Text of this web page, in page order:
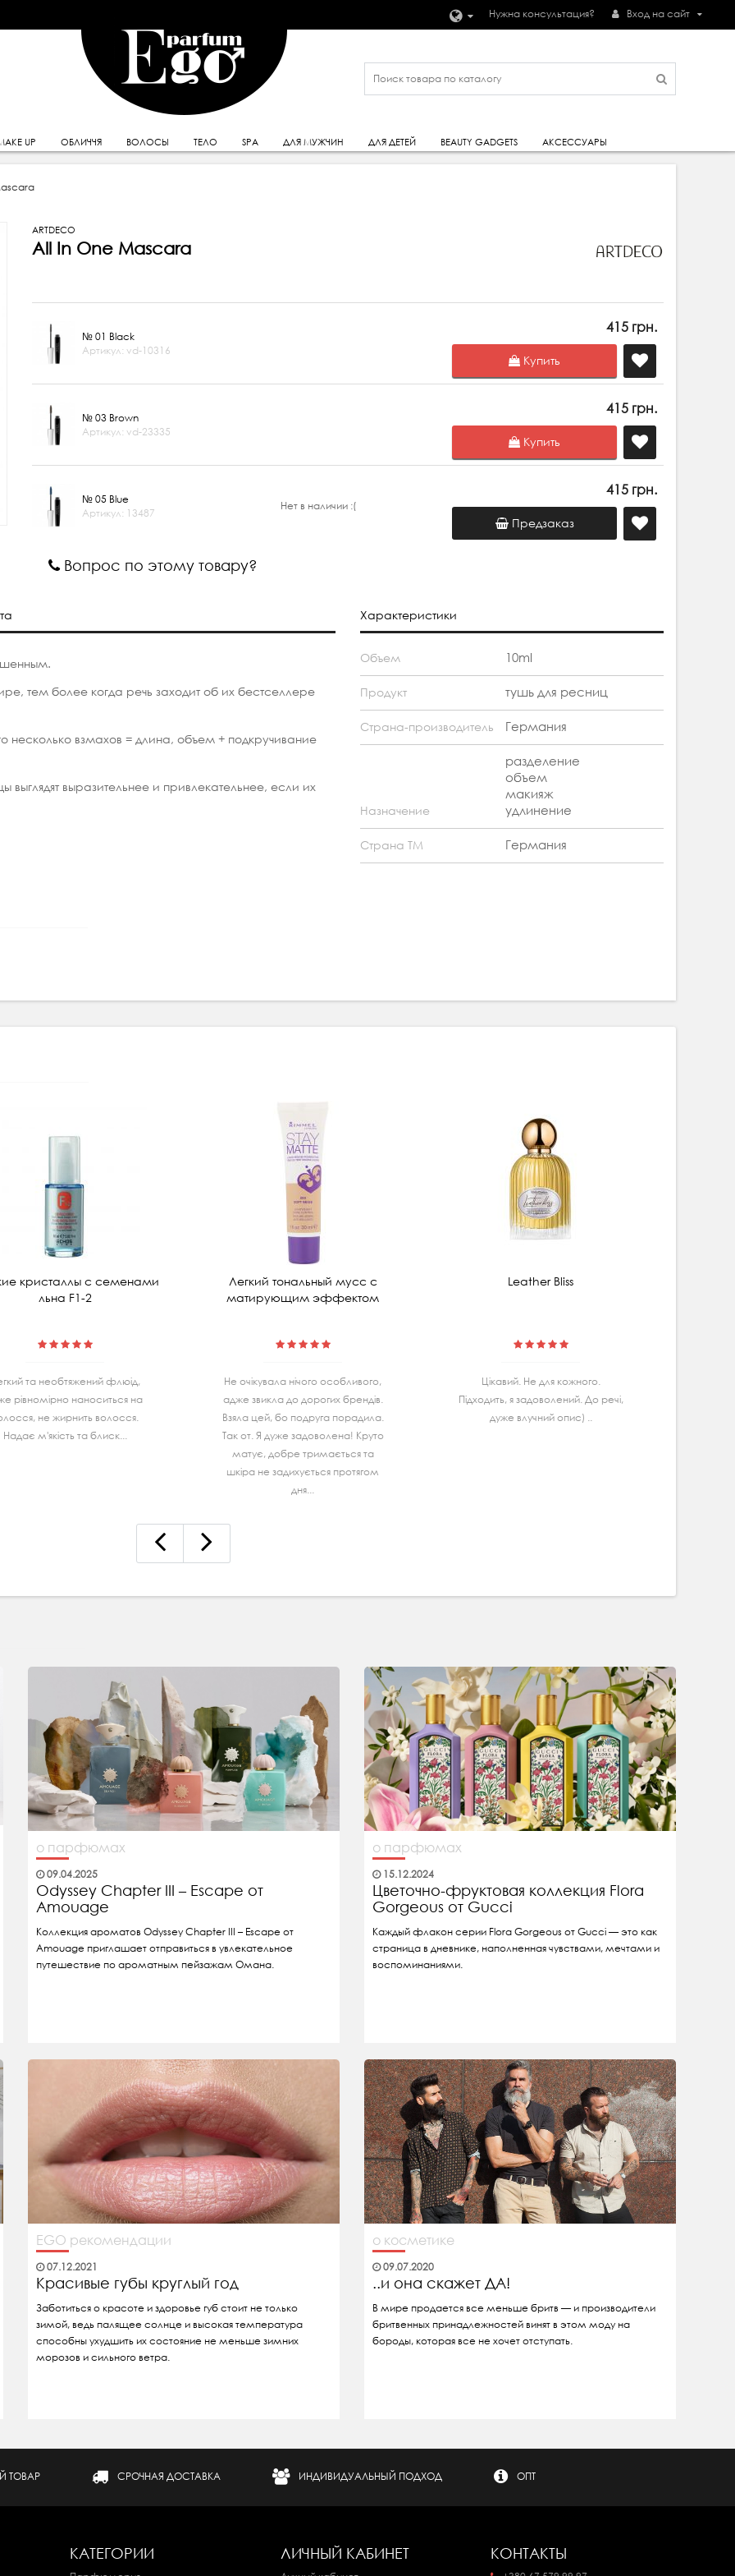
Нужна консультация? Вход на сайт
UP ОБЛИЧЧЯ ВОЛОСЫ ТЕЛО SPA ДЛЯ МУЖЧИН ДЛЯ ДЕТЕЙ BEAUTY GADGETS АКСЕССУАРЫ
ARTDECO
All In One Mascara
№ 01 Black
Артикул: vd-10316
415 грн.
Купить
№ 03 Brown
Артикул: vd-23335
415 грн.
Купить
№ 05 Blue
Артикул: 13487
Нет в наличии :(
415 грн.
Предзаказ
Вопрос по этому товару?
тем более когда речь заходит об их бестселлере
взмахов = длина, объем + подкручивание
выразительнее и привлекательнее, если их
Характеристики
Объем 10ml
Продукт тушь для ресниц
Страна-производитель Германия
Назначение
разделение
объем
макияж
удлинение
Страна ТМ Германия
кристаллы с семенами
льна F1-2
та необтяжений флюід,
рівномірно наноситься на
не жирнить волосся.
Надає м'якість та блиск...
Легкий тональный мусс с
матирующим эффектом
Не очiкувала нiчого особливого,
адже звикла до дорогих брендiв.
Взяла цей, бо подруга порадила.
Так от. Я дуже задоволена! Круто
матує, добре тримається та
шкiра не задихується протягом
дня...
Leather Bliss
Цiкавий. Не для кожного.
Підходить, я задоволений. До речі,
дуже влучний опис) ..
о парфюмах
09.04.2025
Odyssey Chapter III – Escape от
Amouage
Коллекция ароматов Odyssey Chapter III – Escape от
Amouage приглашает отправиться в увлекательное
путешествие по ароматным пейзажам Омана.
о парфюмах
15.12.2024
Цветочно-фруктовая коллекция Flora
Gorgeous от Gucci
Каждый флакон серии Flora Gorgeous от Gucci — это как
страница в дневнике, наполненная чувствами, мечтами и
воспоминаниями.
EGO рекомендации
07.12.2021
Красивые губы круглый год
Заботиться о красоте и здоровье губ стоит не только
зимой, ведь палящее солнце и высокая температура
способны ухудшить их состояние не меньше зимних
морозов и сильного ветра.
о косметике
09.07.2020
..и она скажет ДА!
В мире продается все меньше бритв — и производители
бритвенных принадлежностей винят в этом моду на
бороды, которая все не хочет отступать.
ТОВАР СРОЧНАЯ ДОСТАВКА ИНДИВИДУАЛЬНЫЙ ПОДХОД ОПТ
КАТЕГОРИИ ЛИЧНЫЙ КАБИНЕТ КОНТАКТЫ